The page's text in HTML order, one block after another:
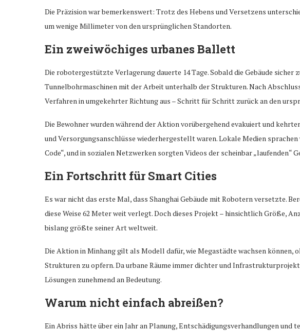
Die Präzision war bemerkenswert: Trotz des Hebens und Versetzens
um wenige Millimeter von den ursprünglichen Standorten.
Ein zweiwöchiges urbanes Ballett
Die robotergestützte Verlagerung dauerte 14 Tage. Sobald die Gebäude sicher
Tunnelbohrmaschinen mit der Arbeit unterhalb der Strukturen. Nach
Verfahren in umgekehrter Richtung aus – Schritt für Schritt zurück an den
Die Bewohner wurden während der Aktion vorübergehend evakuiert und
und Versorgungsanschlüsse wiederhergestellt waren. Lokale Medien
Code“, und in sozialen Netzwerken sorgten Videos der scheinbar „laufenden“
Ein Fortschritt für Smart Cities
Es war nicht das erste Mal, dass Shanghai Gebäude mit Robotern versetzte.
diese Weise 62 Meter weit verlegt. Doch dieses Projekt – hinsichtlich Größe,
bislang größte seiner Art weltweit.
Die Aktion in Minhang gilt als Modell dafür, wie Megastädte wachsen können,
Strukturen zu opfern. Da urbane Räume immer dichter und
Lösungen zunehmend an Bedeutung.
Warum nicht einfach abreißen?
Ein Abriss hätte über ein Jahr an Planung, Entschädigungsverhandlungen und